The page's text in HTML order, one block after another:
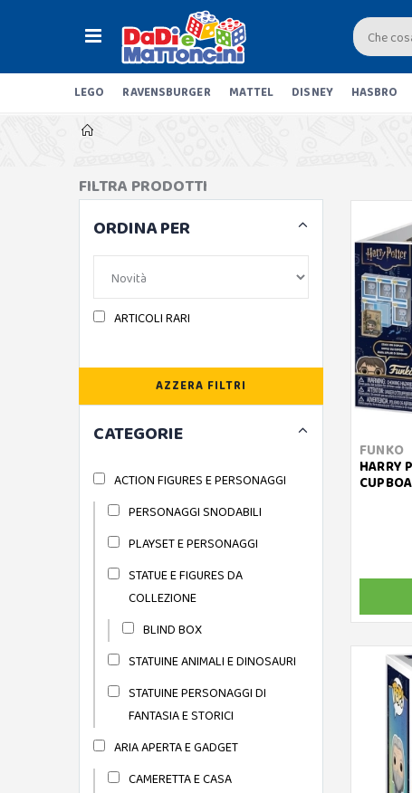
LEGO RAVENSBURGER MATTEL DISNEY HASBRO
FUNKO
HARRY
FILTRA PRODOTTI
ORDINA PER
ARTICOLI RARI
AZZERA FILTRI
CATEGORIE
ACTION FIGURES E PERSONAGGI
PERSONAGGI SNODABILI
PLAYSET E PERSONAGGI
STATUE E FIGURES DA
COLLEZIONE
BLIND BOX
STATUINE ANIMALI E DINOSAURI
STATUINE PERSONAGGI DI
FANTASIA E STORICI
ARIA APERTA E GADGET
CAMERETTA E CASA